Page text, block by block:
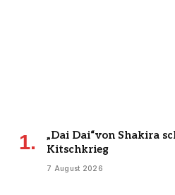
„Dai Dai“von Shakira
Kitschkrieg
7 August 2026